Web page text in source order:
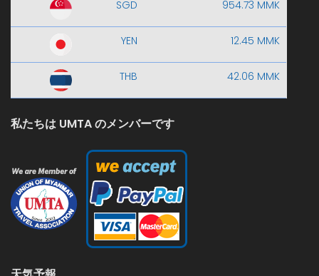
SGD 954.73 MMK
YEN 12.45 MMK
THB 42.06 MMK
私たちは UMTA のメンバーです